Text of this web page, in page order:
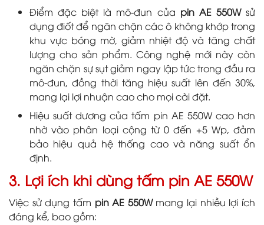
Điểm đặc biệt là mô-đun của pin AE 550Wsử
dụng điốt để ngăn chặn các ô không khớp trong
khu vực bóng mờ, giảm nhiệt độ và tăng chất
lượng cho sản phẩm. Công nghệ mới này còn
ngăn chặn sự sụt giảm ngay lập tức trong đầu ra
mô-đun, đồng thời tăng hiệu suất lên đến 30%,
mang lại lợi nhuận cao cho mọi cài đặt.
Hiệu suất dương của tấm pin AE 550W cao hơn
nhờ vào phân loại cộng từ 0 đến +5 Wp, đảm
bảo hiệu quả hệ thống cao và năng suất ổn
định.
3. Lợi ích khi dùng tấm pin AE 550W
Việc sử dụng tấm pin AE 550Wmang lại nhiều lợi ích
đáng kể, bao gồm: